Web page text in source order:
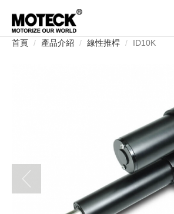
首頁 產品介紹 線性推桿 ID10K